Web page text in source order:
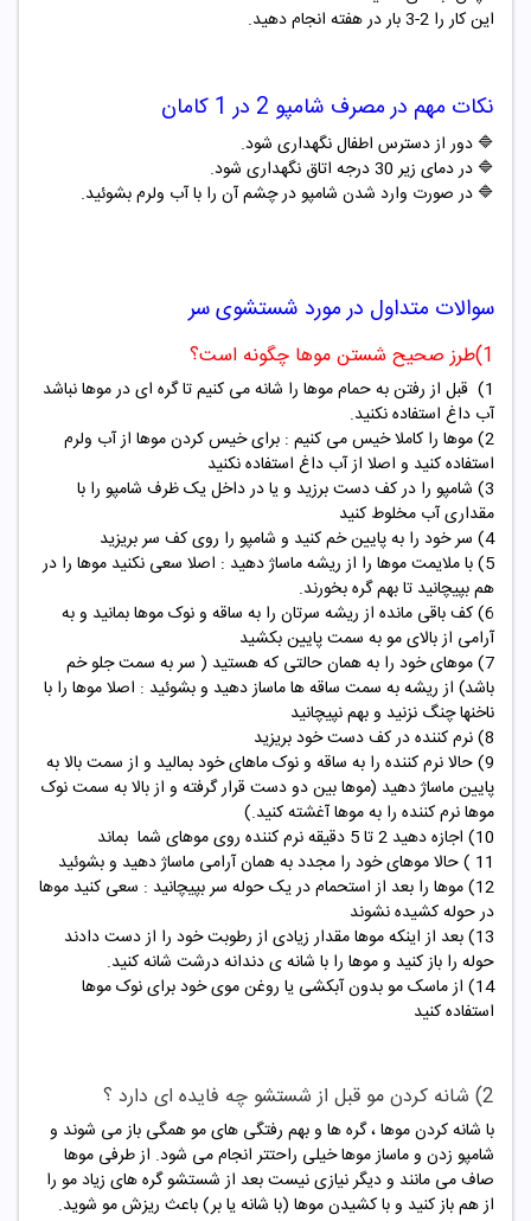
این کار را 2-3 بار در هفته انجام دهید.
نکات مهم در مصرف شامپو 2 در 1 کامان
🔷 دور از دسترس اطفال نگهداری شود.
🔷 در دمای زیر 30 درجه اتاق نگهداری شود.
🔷 در صورت وارد شدن شامپو در چشم آن را با آب ولرم بشوئید.
سوالات متداول در مورد شستشوی سر
1)طرز صحیح شستن موها چگونه است؟
1) قبل از رفتن به حمام موها را شانه می کنیم تا گره ای در موها نباشد
آب داغ استفاده نکنید.
2) موها را کاملا خیس می کنیم : برای خیس کردن موها از آب ولرم
استفاده کنید و اصلا از آب داغ استفاده نکنید
3) شامپو را در کف دست برزید و یا در داخل یک ظرف شامپو را با
مقداری آب مخلوط کنید
4) سر خود را به پایین خم کنید و شامپو را روی کف سر بریزید
5) با ملایمت موها را از ریشه ماساژ دهید : اصلا سعی نکنید موها را در
هم بپیچانید تا بهم گره بخورند.
6) کف باقی مانده از ریشه سرتان را به ساقه و نوک موها بمانید و به
آرامی از بالای مو به سمت پایین بکشید
7) موهای خود را به همان حالتی که هستید ( سر به سمت جلو خم
باشد) از ریشه به سمت ساقه ها ماساز دهید و بشوئید : اصلا موها را با
ناخنها چنگ نزنید و بهم نپیچانید
8) نرم کننده در کف دست خود بریزید
9) حالا نرم کننده را به ساقه و نوک ماهای خود بمالید و از سمت بالا به
پایین ماساژ دهید (موها بین دو دست قرار گرفته و از بالا به سمت نوک
موها نرم کننده را به موها آغشته کنید.)
10) اجازه دهید 2 تا 5 دقیقه نرم کننده روی موهای شما بماند
11 ) حالا موهای خود را مجدد به همان آرامی ماساژ دهید و بشوئید
12) موها را بعد از استحمام در یک حوله سر بپیچانید : سعی کنید موها
در حوله کشیده نشوند
13) بعد از اینکه موها مقدار زیادی از رطوبت خود را از دست دادند
حوله را باز کنید و موها را با شانه ی دندانه درشت شانه کنید.
14) از
ماسک مو بدون آبکشی یا روغن موی خود برای نوک موها
استفاده کنید
2) شانه کردن مو قبل از شستشو چه فایده ای دارد ؟
با شانه کردن موها ، گره ها و بهم رفتگی های مو همگی باز می شوند و
شامپو زدن و ماساز موها خیلی راحتتر انجام می شود. از طرفی موها
صاف می مانند و دیگر نیازی نیست بعد از شستشو گره های زیاد مو را
از هم باز کنید و با کشیدن موها (با شانه یا بر) باعث ریزش مو شوید.